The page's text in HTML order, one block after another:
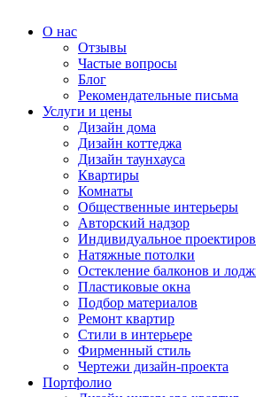
О нас
Отзывы
Частые вопросы
Блог
Рекомендательные письма
Услуги и цены
Дизайн дома
Дизайн коттеджа
Дизайн таунхауса
Квартиры
Комнаты
Общественные интерьеры
Авторский надзор
Индивидуальное
Натяжные потолки
Остекление балконов и
Пластиковые окна
Подбор материалов
Ремонт квартир
Стили в интерьере
Фирменный стиль
Чертежи дизайн-проекта
Портфолио